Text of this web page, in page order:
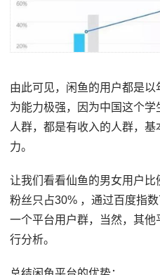
由此可见，闲鱼的用户都是
为能力极强，因为中国这个
人群，都是有收入的人群，
力。
让我们看看仙鱼的男女用户
粉丝只占30% ，通过百度指
一个平台用户群，当然，其
行分析。